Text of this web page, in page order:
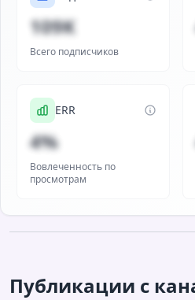
109K
Всего подписчиков
ERR
4%
Вовлеченность по
просмотрам
Публикации с